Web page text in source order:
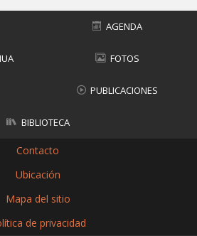
AGENDA
FOTOS
PUBLICACIONES
BIBLIOTECA
Contacto
Ubicación
Mapa del sitio
de privacidad